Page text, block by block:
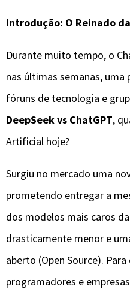
Introdução: O Reinado
​Durante muito tempo, o
nas últimas semanas,
fóruns de tecnologia e
DeepSeek vs ChatGPT,
Artificial hoje?
​Surgiu no mercado uma
prometendo entregar a
dos modelos mais caros
drasticamente menor e
aberto (Open Source).
programadores e